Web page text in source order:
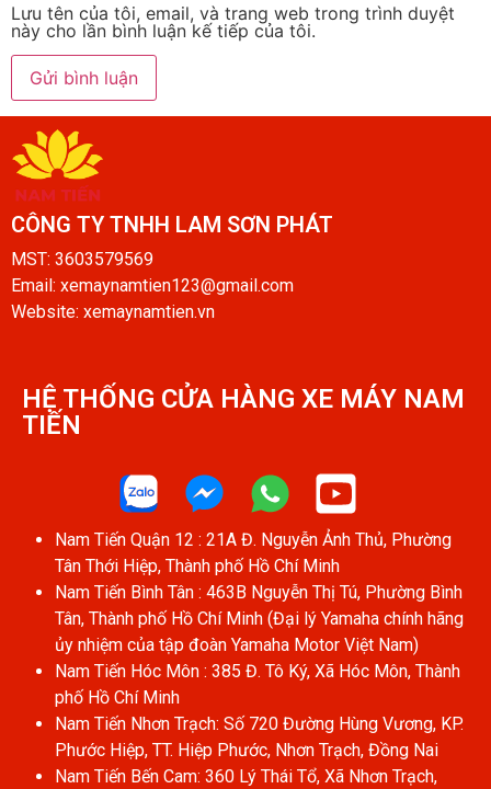
Lưu tên của tôi, email, và trang web trong trình duyệt
này cho lần bình luận kế tiếp của tôi.
CÔNG TY TNHH LAM SƠN PHÁT​
MST: 3603579569
Email: xemaynamtien123@gmail.com
Website: xemaynamtien.vn
HỆ THỐNG CỬA HÀNG XE MÁY NAM
TIẾN​
Nam Tiến Quận 12 : 21A Đ. Nguyễn Ảnh Thủ, Phường
Tân Thới Hiệp, Thành phố Hồ Chí Minh
Nam Tiến Bình Tân : 463B Nguyễn Thị Tú, Phường Bình
Tân, Thành phố Hồ Chí Minh (Đại lý Yamaha chính hãng
ủy nhiệm của tập đoàn Yamaha Motor Việt Nam)
Nam Tiến Hóc Môn : 385 Đ. Tô Ký, Xã Hóc Môn, Thành
phố Hồ Chí Minh
Nam Tiến Nhơn Trạch: Số 720 Đường Hùng Vương, KP.
Phước Hiệp, TT. Hiệp Phước, Nhơn Trạch, Đồng Nai
Nam Tiến Bến Cam: 360 Lý Thái Tổ, Xã Nhơn Trạch,